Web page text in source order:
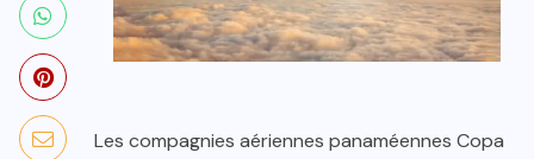
Les compagnies aériennes panaméennes Copa